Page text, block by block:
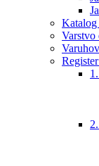
Katalog
Varstvo